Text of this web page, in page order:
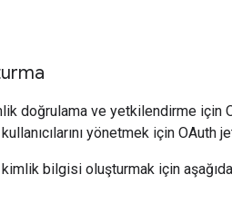
doğrulama ve yetkilendirme için
yönetmek için OAuth
bilgisi oluşturmak için